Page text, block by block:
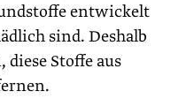
entwickelt
sind. Deshalb
Stoffe aus